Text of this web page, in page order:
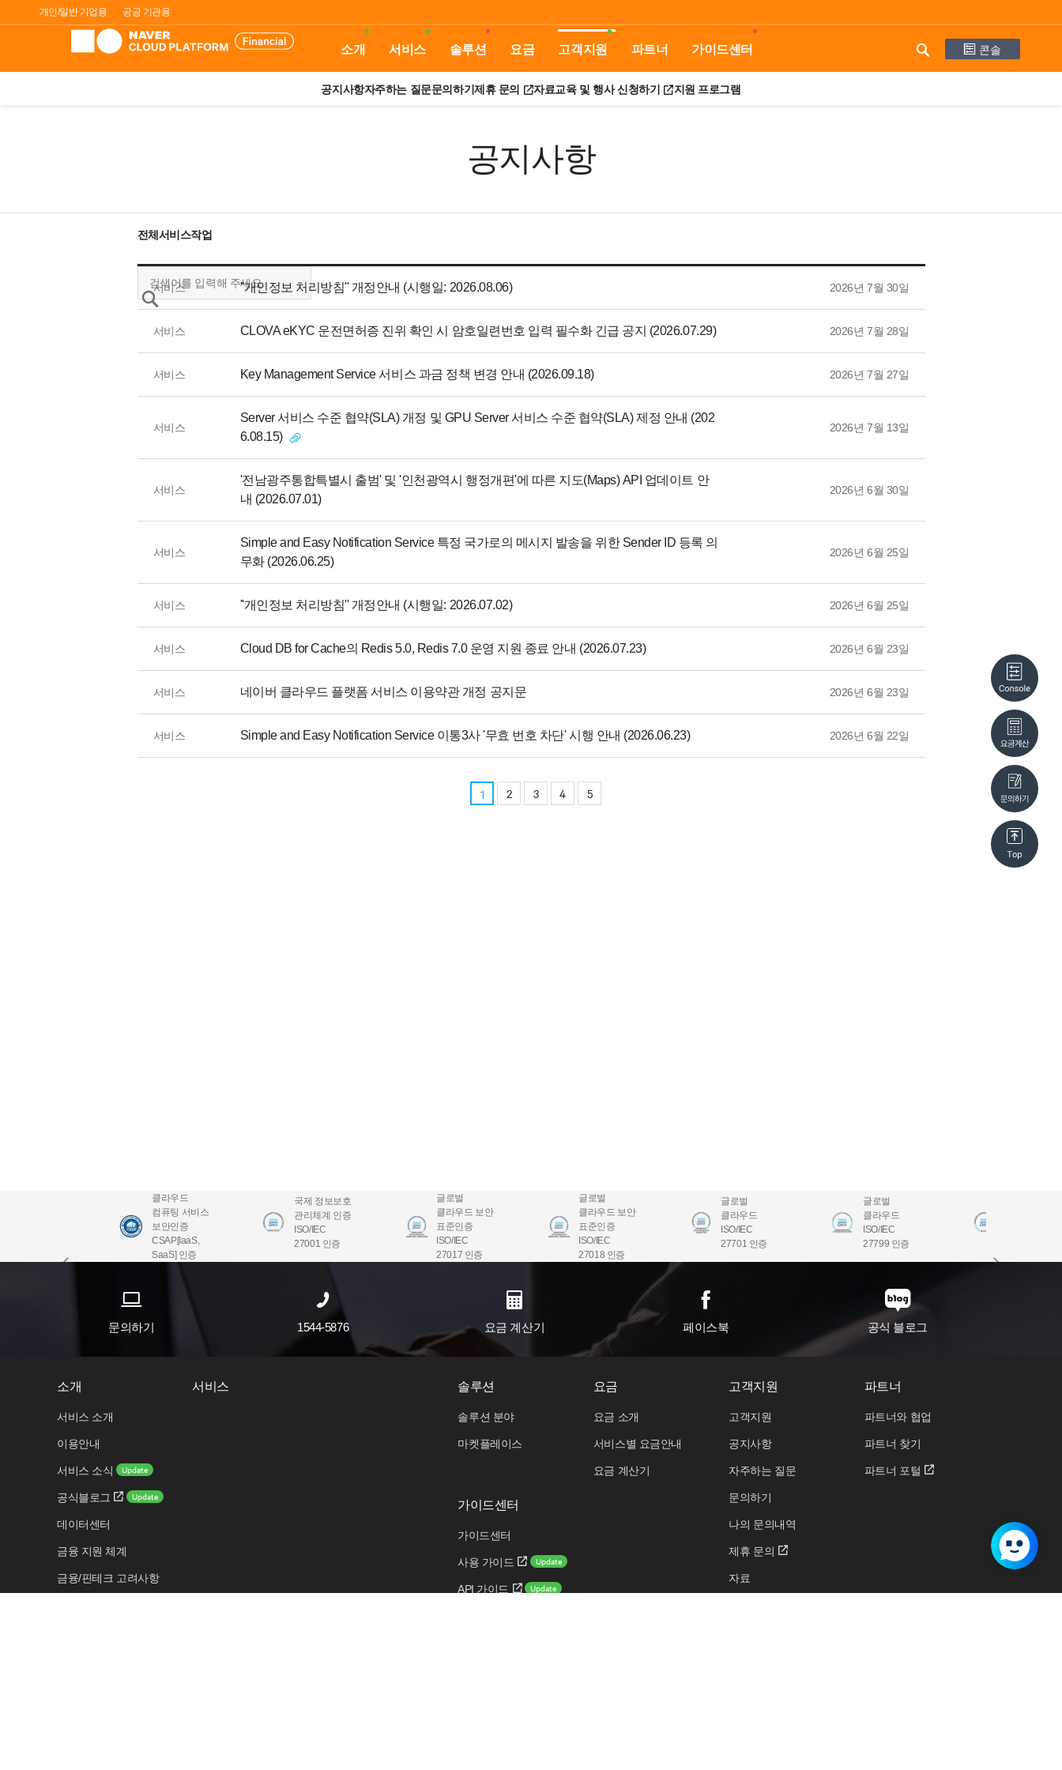
개인/일반 기업용 공공 기관용
콘솔
소개 서비스 솔루션 요금 고객지원 파트너 가이드센터
공지사항자주하는 질문문의하기제휴 문의 자료교육 및 행사 신청하기 지원 프로그램
공지사항
전체 서비스작업
서비스 ''개인정보 처리방침'' 개정안내 (시행일: 2026.08.06) 2026년 7월 30일
서비스 CLOVA eKYC 운전면허증 진위 확인 시 암호일련번호 입력 필수화 긴급 공지 (2026.07.29) 2026년 7월 28일
서비스 Key Management Service 서비스 과금 정책 변경 안내 (2026.09.18) 2026년 7월 27일
서비스
Server 서비스 수준 협약(SLA) 개정 및 GPU Server 서비스 수준 협약(SLA) 제정 안내 (202
6.08.15)
2026년 7월 13일
서비스
'전남광주통합특별시 출범' 및 '인천광역시 행정개편'에 따른 지도(Maps) API 업데이트 안
내 (2026.07.01)
2026년 6월 30일
서비스
Simple and Easy Notification Service 특정 국가로의 메시지 발송을 위한 Sender ID 등록 의
무화 (2026.06.25)
2026년 6월 25일
서비스 ''개인정보 처리방침'' 개정안내 (시행일: 2026.07.02) 2026년 6월 25일
서비스 Cloud DB for Cache의 Redis 5.0, Redis 7.0 운영 지원 종료 안내 (2026.07.23) 2026년 6월 23일
서비스 네이버 클라우드 플랫폼 서비스 이용약관 개정 공지문 2026년 6월 23일
서비스 Simple and Easy Notification Service 이통3사 '무효 번호 차단' 시행 안내 (2026.06.23) 2026년 6월 22일
1 2 3 4 5
클라우드
컴퓨팅 서비스
보안인증
CSAP[IaaS,
SaaS] 인증
국제 정보보호
관리체계 인증
ISO/IEC
27001 인증
글로벌
클라우드 보안
표준인증
ISO/IEC
27017 인증
글로벌
클라우드 보안
표준인증
ISO/IEC
27018 인증
글로벌
클라우드
ISO/IEC
27701 인증
글로벌
클라우드
ISO/IEC
27799 인증
문의하기 1544-5876 요금 계산기 페이스북 공식 블로그
소개
서비스 소개
이용안내
서비스 소식 Update
공식블로그 Update
데이터센터
금융 지원 체계
금융/핀테크 고려사항
서비스 솔루션
솔루션 분야
마켓플레이스
요금
요금 소개
서비스별 요금안내
요금 계산기
고객지원
고객지원
공지사항
자주하는 질문
문의하기
나의 문의내역
제휴 문의
자료
파트너
파트너와 협업
파트너 찾기
파트너 포털
가이드센터
가이드센터
사용 가이드 Update
API 가이드 Update